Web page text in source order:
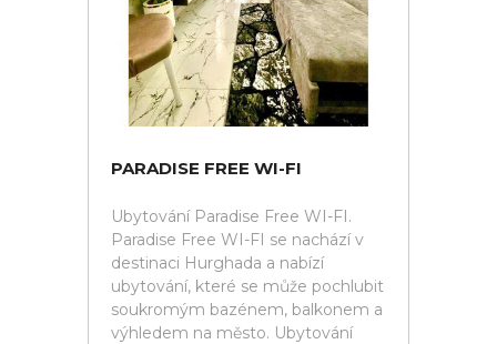
PARADISE FREE WI-FI
Ubytování Paradise Free WI-FI.
Paradise Free WI-FI se nachází v
destinaci Hurghada a nabízí
ubytování, které se může pochlubit
soukromým bazénem, balkonem a
výhledem na město. Ubytování